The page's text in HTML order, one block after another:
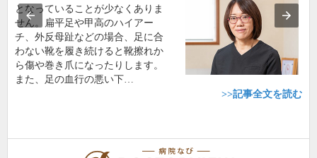
となっていることが少なくありま
せん。扁平足や甲高のハイアー
チ、外反母趾などの場合、足に合
わない靴を履き続けると靴擦れか
ら傷や巻き爪になったりします。
また、足の血行の悪い下…
>>記事全文を読む